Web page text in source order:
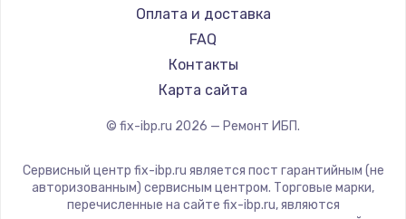
Оплата и доставка
FAQ
Контакты
Карта сайта
© fix-ibp.ru 2026 — Ремонт ИБП.
Сервисный центр fix-ibp.ru является пост гарантийным (не
авторизованным) сервисным центром. Торговые марки,
перечисленные на сайте fix-ibp.ru, являются